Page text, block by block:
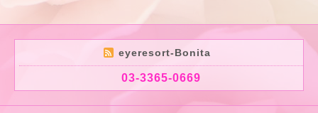
eyeresort-Bonita
03-3365-0669